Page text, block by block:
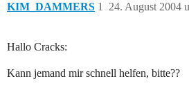
KIM_DAMMERS 24. August 2004
1
Hallo Cracks:
Kann jemand mir schnell helfen, bitte??